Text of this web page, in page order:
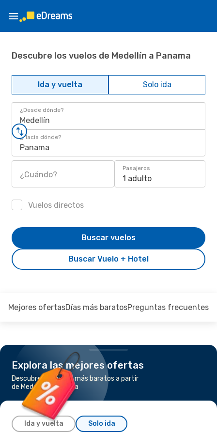
Descubre los vuelos de Medellín a Panama
Ida y vuelta Solo ida
¿Desde dónde?
Medellín
¿Hacia dónde?
Panama
¿Cuándo?
Pasajeros
1 adulto
Vuelos directos
Buscar Vuelo + Hotel
Buscar vuelos
Mejores ofertasDías más baratosPreguntas frecuentes
Explora las mejores ofertas
Descubre los vuelos más baratos a partir
de Medellín a Panama
Ida y vuelta Solo ida